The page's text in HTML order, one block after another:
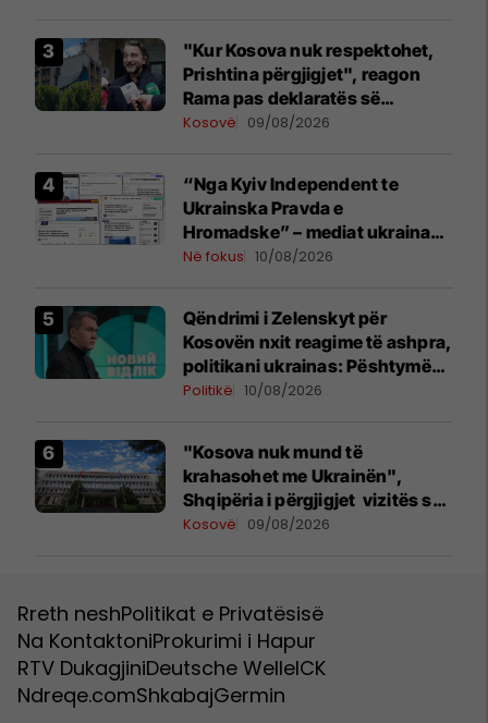
"Kur Kosova nuk respektohet,
Prishtina përgjigjet", reagon
Rama pas deklaratës së
Zelenskyt në Beograd
Kosovë 09/08/2026
“Nga Kyiv Independent te
Ukrainska Pravda e
Hromadske” – mediat ukrainase
shkruajnë për reagimin e
Në fokus 10/08/2026
Qëndrimi i Zelenskyt për
Kosovën nxit reagime të ashpra,
politikani ukrainas: Pështymë
në fytyrën e një vendi mik
Politikë 10/08/2026
"Kosova nuk mund të
krahasohet me Ukrainën",
Shqipëria i përgjigjet vizitës së
Zelenskyt në Serbi
Kosovë 09/08/2026
Rreth neshPolitikat e Privatësisë
Na KontaktoniProkurimi i Hapur
RTV DukagjiniDeutsche WelleICK
Ndreqe.comShkabajGermin